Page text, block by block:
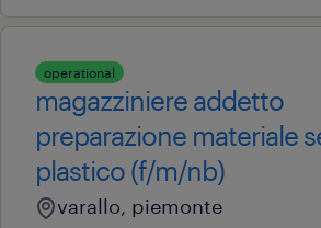
operational
magazziniere addetto
preparazione materiale
plastico (f/m/nb)
varallo, piemonte